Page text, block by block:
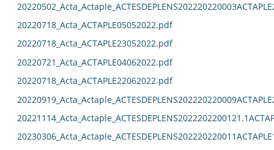
20220718_Acta_ACTAPLE05052022.pdf
20220718_Acta_ACTAPLE23052022.pdf
20220721_Acta_ACTAPLE04062022.pdf
20220718_Acta_ACTAPLE22062022.pdf